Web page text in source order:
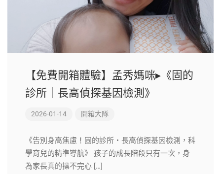
【免費開箱體驗】孟秀媽咪▸《固的
診所｜長高偵探基因檢測》
2026-01-14 開箱大隊
《告別身高焦慮！固的診所・長高偵探基因檢測，科
學育兒的精準導航》 孩子的成長階段只有一次，身
為家長真的操不完心 […]